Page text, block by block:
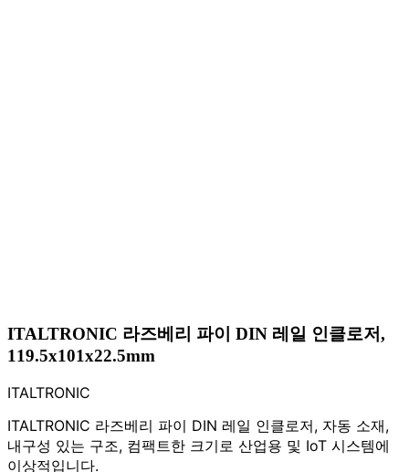
ITALTRONIC 라즈베리 파이 DIN 레일 인클로저,
119.5x101x22.5mm
ITALTRONIC
ITALTRONIC 라즈베리 파이 DIN 레일 인클로저, 자동 소재,
내구성 있는 구조, 컴팩트한 크기로 산업용 및 IoT 시스템에
이상적입니다.